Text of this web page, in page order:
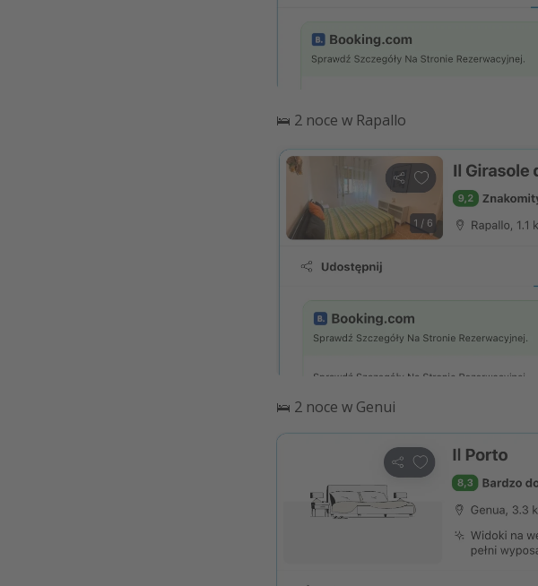
🛌 2 noce w Rapallo
🛌 2 noce w Genui